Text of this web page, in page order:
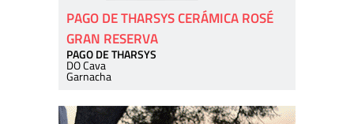
PAGO DE THARSYS CERÁMICA ROSÉ
GRAN RESERVA
PAGO DE THARSYS
DO Cava
Garnacha